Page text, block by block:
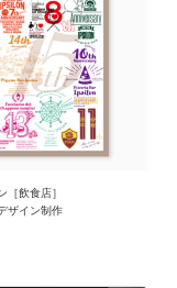
［飲食店］
ザイン制作